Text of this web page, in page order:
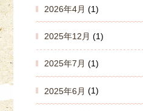
2026年4月 (1)
2025年12月 (1)
2025年7月 (1)
2025年6月 (1)